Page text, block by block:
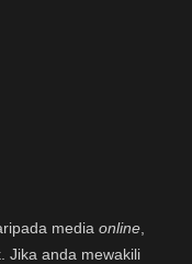
media online
Jika anda mewakili